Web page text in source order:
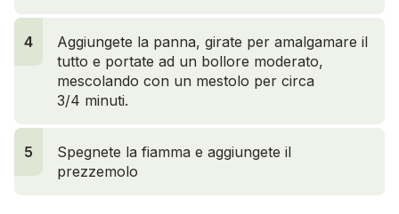
4
Aggiungete la panna, girate per amalgamare il
tutto e portate ad un bollore moderato,
mescolando con un mestolo per circa
3/4 minuti.
5
Spegnete la fiamma e aggiungete il
prezzemolo